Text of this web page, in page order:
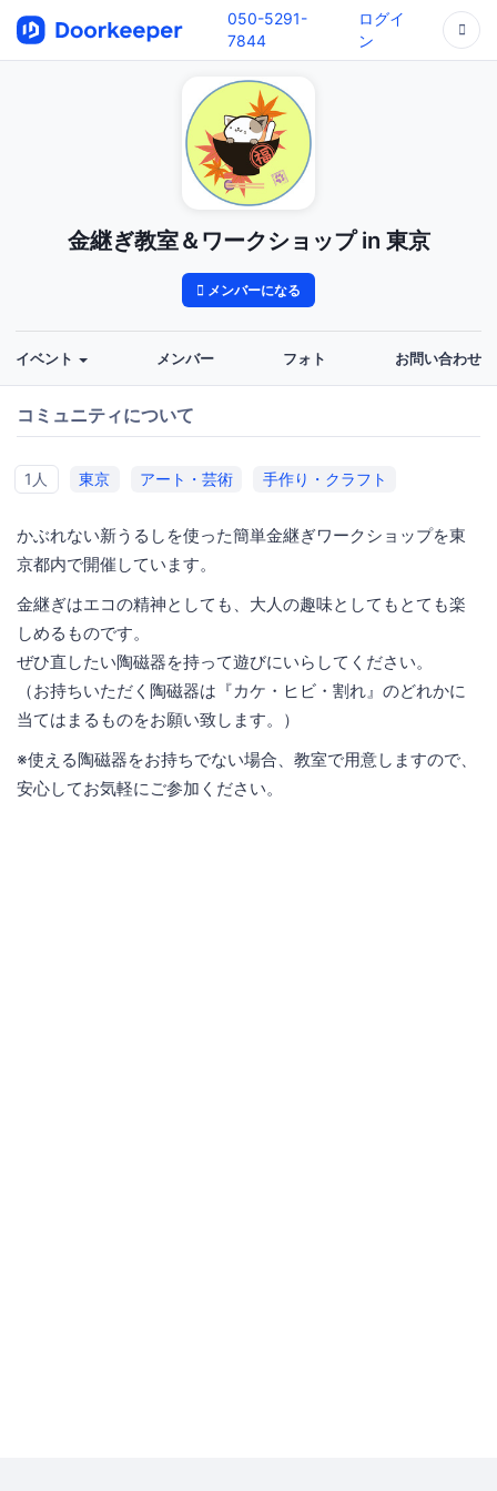
050-5291-
7844
ログイ
ン
金継ぎ教室＆ワークショップ in 東京
メンバーになる
イベント メンバー フォト お問い合わせ
コミュニティについて
1人 東京 アート・芸術 手作り・クラフト
かぶれない新うるしを使った簡単金継ぎワークショップを東
京都内で開催しています。
金継ぎはエコの精神としても、大人の趣味としてもとても楽
しめるものです。
ぜひ直したい陶磁器を持って遊びにいらしてください。
（お持ちいただく陶磁器は『カケ・ヒビ・割れ』のどれかに
当てはまるものをお願い致します。）
※使える陶磁器をお持ちでない場合、教室で用意しますので、
安心してお気軽にご参加ください。